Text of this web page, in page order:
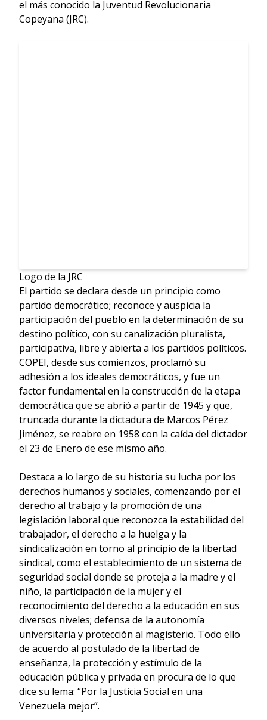
el más conocido la Juventud Revolucionaria
Copeyana (JRC).
Logo de la JRC
El partido se declara desde un principio como
partido democrático; reconoce y auspicia la
participación del pueblo en la determinación de su
destino político, con su canalización pluralista,
participativa, libre y abierta a los partidos políticos.
COPEI, desde sus comienzos, proclamó su
adhesión a los ideales democráticos, y fue un
factor fundamental en la construcción de la etapa
democrática que se abrió a partir de 1945 y que,
truncada durante la dictadura de Marcos Pérez
Jiménez, se reabre en 1958 con la caída del dictador
el 23 de Enero de ese mismo año.
Destaca a lo largo de su historia su lucha por los
derechos humanos y sociales, comenzando por el
derecho al trabajo y la promoción de una
legislación laboral que reconozca la estabilidad del
trabajador, el derecho a la huelga y la
sindicalización en torno al principio de la libertad
sindical, como el establecimiento de un sistema de
seguridad social donde se proteja a la madre y el
niño, la participación de la mujer y el
reconocimiento del derecho a la educación en sus
diversos niveles; defensa de la autonomía
universitaria y protección al magisterio. Todo ello
de acuerdo al postulado de la libertad de
enseñanza, la protección y estímulo de la
educación pública y privada en procura de lo que
dice su lema: “Por la Justicia Social en una
Venezuela mejor”.